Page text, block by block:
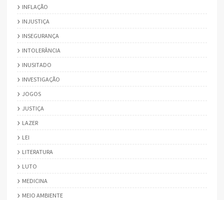
INFLAÇÃO
INJUSTIÇA
INSEGURANÇA
INTOLERÂNCIA
INUSITADO
INVESTIGAÇÃO
JOGOS
JUSTIÇA
LAZER
LEI
LITERATURA
LUTO
MEDICINA
MEIO AMBIENTE